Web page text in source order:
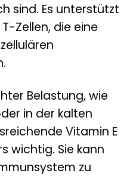
sind. Es unterstützt
Zellen, die eine
Belastung, wie
in der kalten
Vitamin E
wichtig. Sie kann
zu